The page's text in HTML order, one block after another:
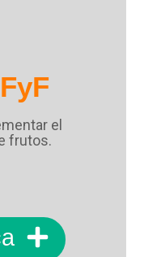
el
frutos.